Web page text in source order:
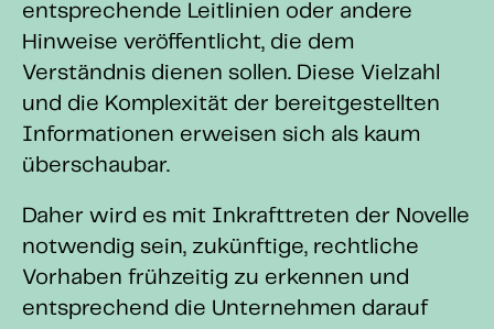
entsprechende Leitlinien oder andere
Hinweise veröffentlicht, die dem
Verständnis dienen sollen. Diese Vielzahl
und die Komplexität der bereitgestellten
Informationen erweisen sich als kaum
überschaubar.
Daher wird es mit Inkrafttreten der Novelle
notwendig sein, zukünftige, rechtliche
Vorhaben frühzeitig zu erkennen und
entsprechend die Unternehmen darauf